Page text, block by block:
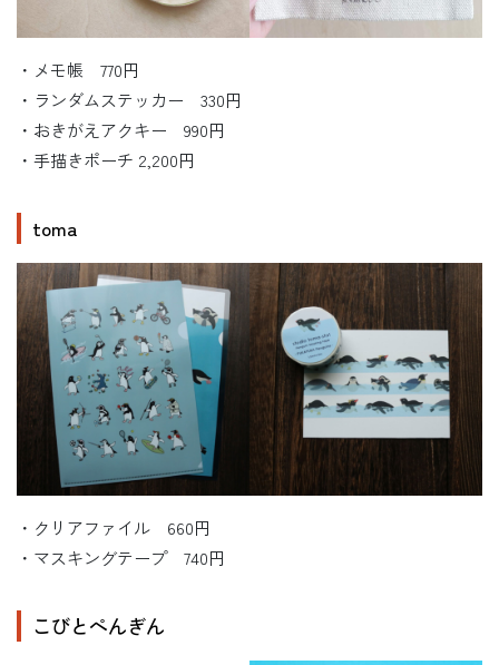
・メモ帳 770円
・ランダムステッカー 330円
・おきがえアクキー 990円
・手描きポーチ 2,200円
toma
・クリアファイル 660円
・マスキングテープ 740円
こびとぺんぎん